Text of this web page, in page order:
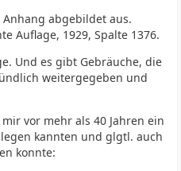
abgebildet aus.
Auflage, 1929, Spalte 1376.
Und es gibt Gebräuche, die
weitergegeben und
vor mehr als 40 Jahren ein
kannten und glgtl. auch
konnte: